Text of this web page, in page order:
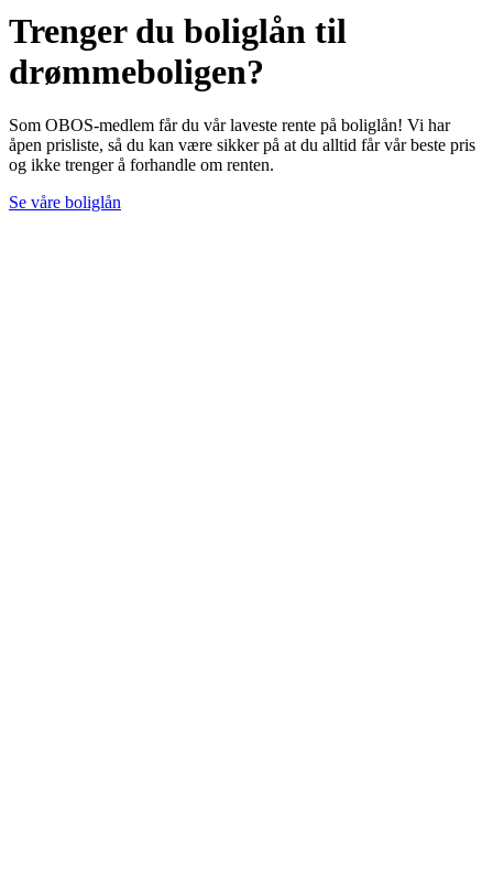
Trenger du boliglån til
drømmeboligen?
Som OBOS-medlem får du vår laveste rente på boliglån! Vi har
åpen prisliste, så du kan være sikker på at du alltid får vår beste pris
og ikke trenger å forhandle om renten.
Se våre boliglån